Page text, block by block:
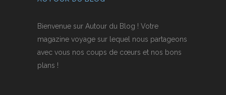
Bienvenue sur Autour du Blog ! Votre
magazine voyage sur lequel nous partageons
avec vous nos coups de cœurs et nos bons
plans !